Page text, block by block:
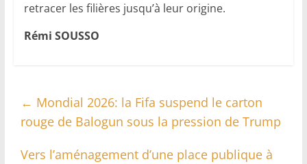
retracer les filières jusqu’à leur origine.
Rémi SOUSSO
← Mondial 2026: la Fifa suspend le carton
rouge de Balogun sous la pression de Trump
Vers l’aménagement d’une place publique à